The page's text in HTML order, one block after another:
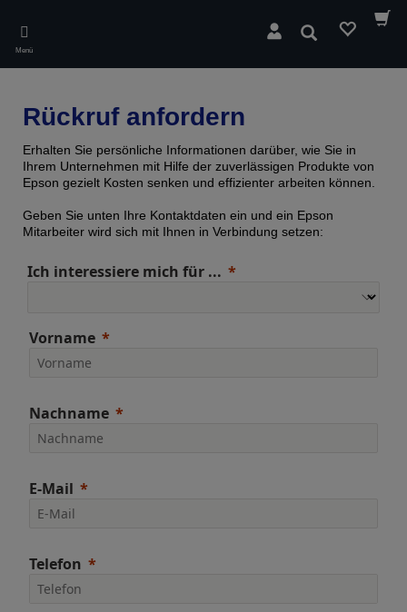
main
content
Menü
Suchen
Rückruf anfordern
Erhalten Sie persönliche Informationen darüber, wie Sie in
Ihrem Unternehmen mit Hilfe der zuverlässigen Produkte von
Epson gezielt Kosten senken und effizienter arbeiten können.
Geben Sie unten Ihre Kontaktdaten ein und ein Epson
Mitarbeiter wird sich mit Ihnen in Verbindung setzen:
Ich interessiere mich für ...
Vorname
Nachname
E-Mail
Telefon